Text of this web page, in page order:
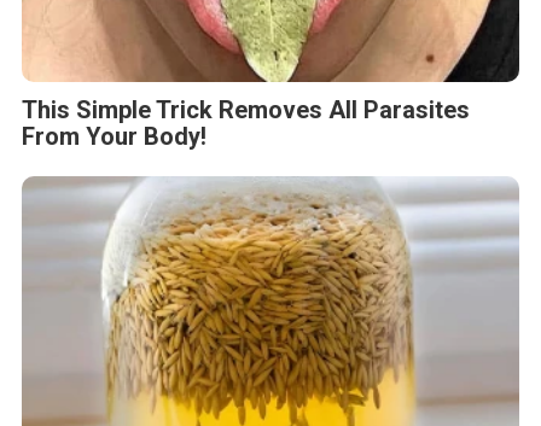
This Simple Trick Removes All Parasites
From Your Body!